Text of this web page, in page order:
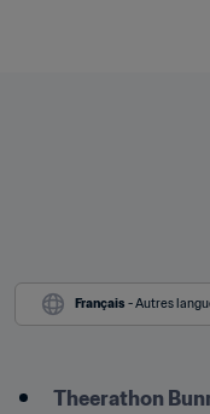
Français - Autres
Theerathon